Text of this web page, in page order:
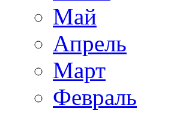
Май
Апрель
Март
Февраль